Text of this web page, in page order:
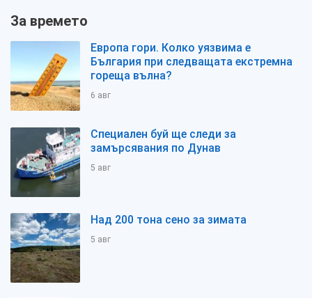
За времето
Европа гори. Колко уязвима е
България при следващата екстремна
гореща вълна?
6 авг
Специален буй ще следи за
замърсявания по Дунав
5 авг
Над 200 тона сено за зимата
5 авг